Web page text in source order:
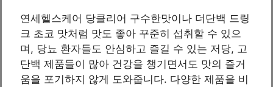
연세헬스케어 당클리어 구수한맛이나 더단백 드링
크 초코 맛처럼 맛도 좋아 꾸준히 섭취할 수 있으
며, 당뇨 환자들도 안심하고 즐길 수 있는 저당, 고
단백 제품들이 많아 건강을 챙기면서도 맛의 즐거
움을 포기하지 않게 도와줍니다. 다양한 제품을 비